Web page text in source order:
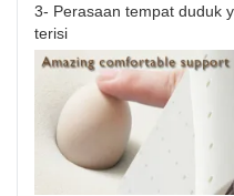
3- Perasaan tempat duduk
terisi